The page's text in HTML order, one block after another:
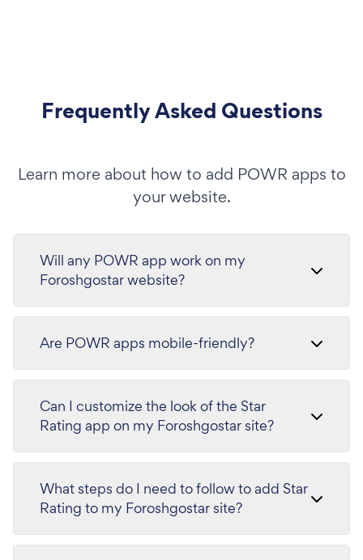
Frequently Asked Questions
Learn more about how to add POWR apps to
your website.
Will any POWR app work on my
Foroshgostar website?
Are POWR apps mobile-friendly?
Can I customize the look of the Star
Rating app on my Foroshgostar site?
What steps do I need to follow to add Star
Rating to my Foroshgostar site?